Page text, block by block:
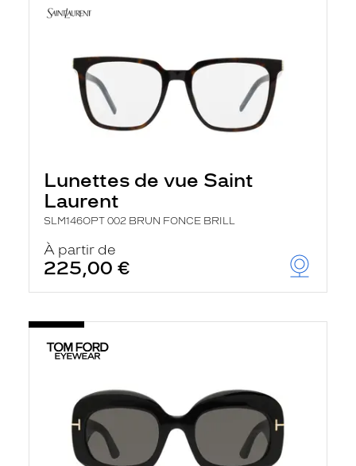
Lunettes de vue Saint
Laurent
SLM146OPT 002 BRUN FONCE BRILL
À partir de
225,00 €